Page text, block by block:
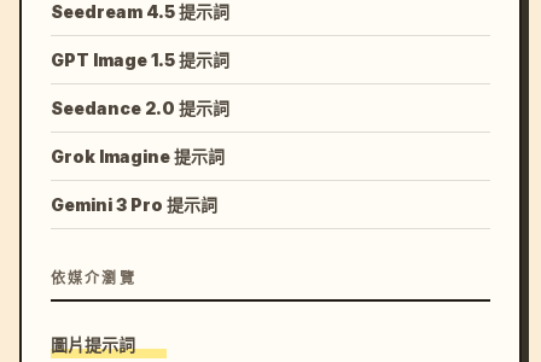
Seedream 4.5 提示詞
GPT Image 1.5 提示詞
Seedance 2.0 提示詞
Grok Imagine 提示詞
Gemini 3 Pro 提示詞
依媒介瀏覽
圖片提示詞